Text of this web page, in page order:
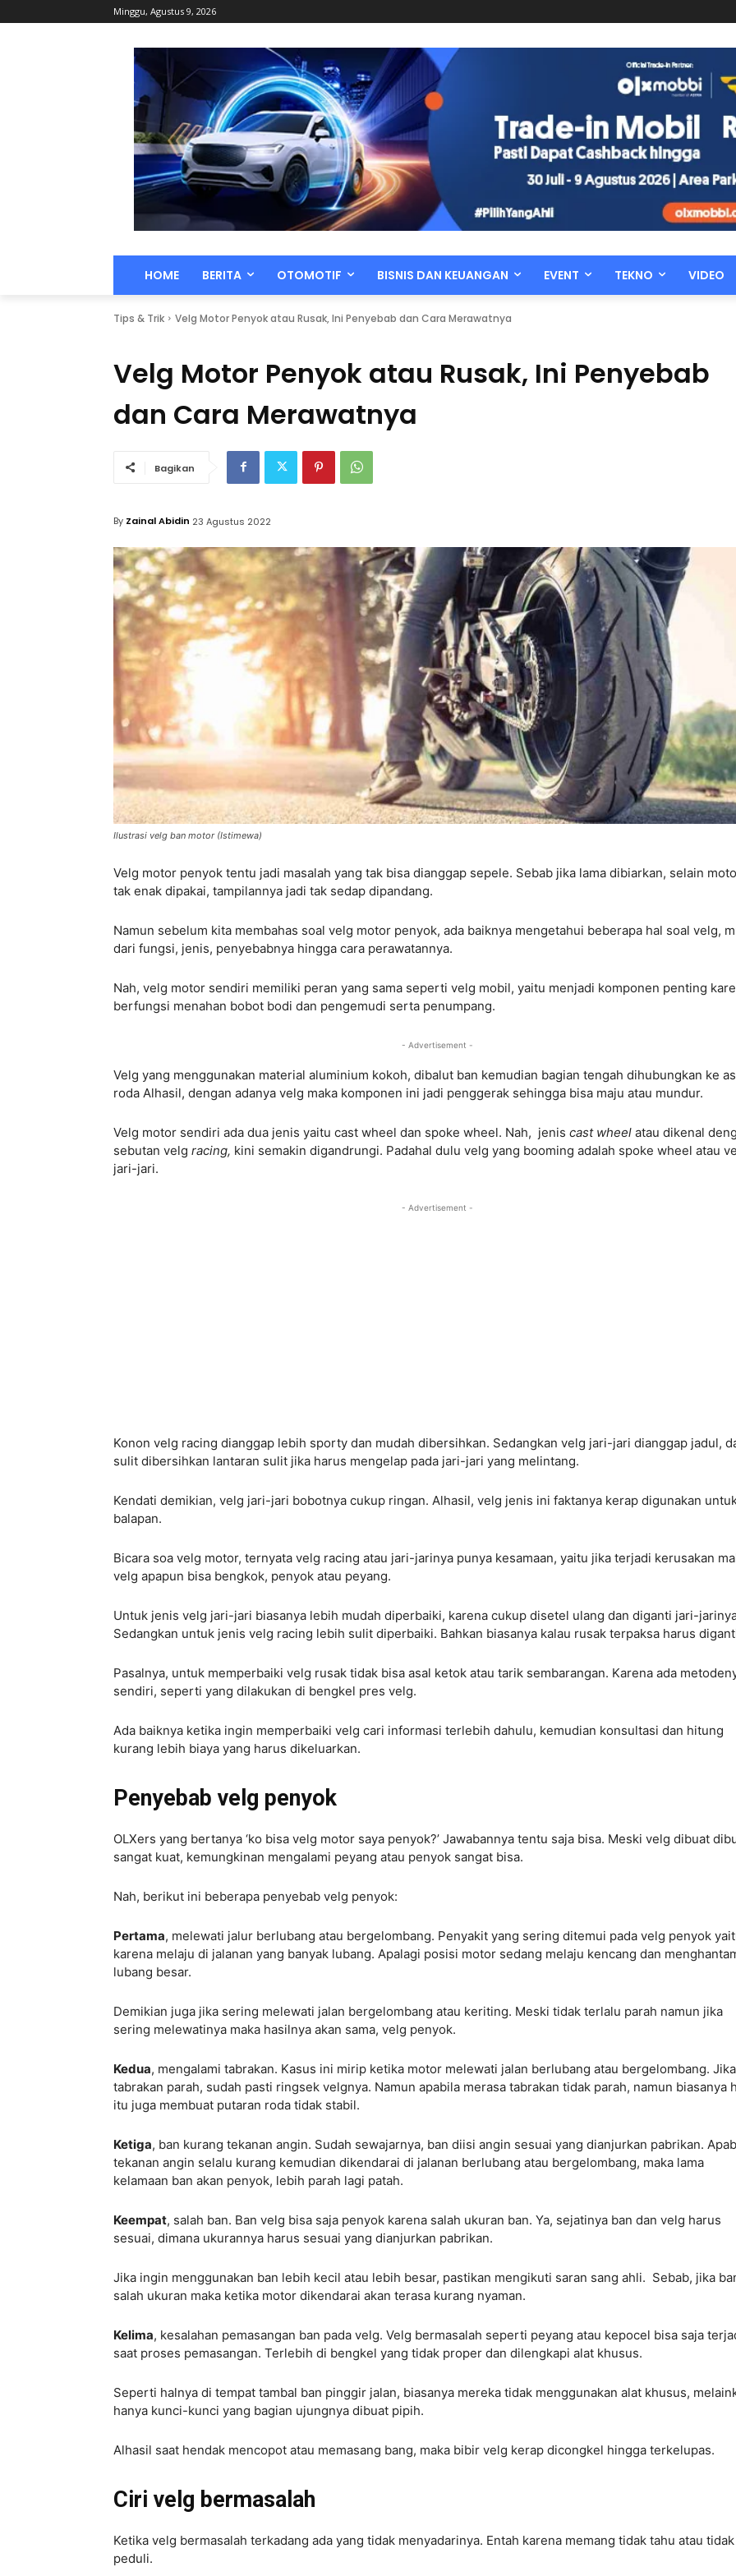
Minggu, Agustus 9, 2026
HOME BERITA OTOMOTIF BISNIS DAN KEUANGAN EVENT TEKNO VIDEO
Tips & Trik Velg Motor Penyok atau Rusak, Ini Penyebab dan Cara Merawatnya
Velg Motor Penyok atau Rusak, Ini Penyebab
dan Cara Merawatnya
Bagikan
By Zainal Abidin 23 Agustus 2022
Ilustrasi velg ban motor (Istimewa)
Velg motor penyok tentu jadi masalah yang tak bisa dianggap sepele. Sebab jika lama dibiarkan, selain
tak enak dipakai, tampilannya jadi tak sedap dipandang.
Namun sebelum kita membahas soal velg motor penyok, ada baiknya mengetahui beberapa hal soal velg,
dari fungsi, jenis, penyebabnya hingga cara perawatannya.
Nah, velg motor sendiri memiliki peran yang sama seperti velg mobil, yaitu menjadi komponen penting
berfungsi menahan bobot bodi dan pengemudi serta penumpang.
- Advertisement -
Velg yang menggunakan material aluminium kokoh, dibalut ban kemudian bagian tengah dihubungkan ke as
roda Alhasil, dengan adanya velg maka komponen ini jadi penggerak sehingga bisa maju atau mundur.
Velg motor sendiri ada dua jenis yaitu cast wheel dan spoke wheel. Nah, jenis cast wheel atau dikenal
sebutan velg racing, kini semakin digandrungi. Padahal dulu velg yang booming adalah spoke wheel atau
jari-jari.
- Advertisement -
Konon velg racing dianggap lebih sporty dan mudah dibersihkan. Sedangkan velg jari-jari dianggap jadul,
sulit dibersihkan lantaran sulit jika harus mengelap pada jari-jari yang melintang.
Kendati demikian, velg jari-jari bobotnya cukup ringan. Alhasil, velg jenis ini faktanya kerap digunakan
balapan.
Bicara soa velg motor, ternyata velg racing atau jari-jarinya punya kesamaan, yaitu jika terjadi kerusakan
velg apapun bisa bengkok, penyok atau peyang.
Untuk jenis velg jari-jari biasanya lebih mudah diperbaiki, karena cukup disetel ulang dan diganti jari-
Sedangkan untuk jenis velg racing lebih sulit diperbaiki. Bahkan biasanya kalau rusak terpaksa harus
Pasalnya, untuk memperbaiki velg rusak tidak bisa asal ketok atau tarik sembarangan. Karena ada
sendiri, seperti yang dilakukan di bengkel pres velg.
Ada baiknya ketika ingin memperbaiki velg cari informasi terlebih dahulu, kemudian konsultasi dan hitung
kurang lebih biaya yang harus dikeluarkan.
Penyebab velg penyok
OLXers yang bertanya ‘ko bisa velg motor saya penyok?’ Jawabannya tentu saja bisa. Meski velg dibuat
sangat kuat, kemungkinan mengalami peyang atau penyok sangat bisa.
Nah, berikut ini beberapa penyebab velg penyok:
Pertama, melewati jalur berlubang atau bergelombang. Penyakit yang sering ditemui pada velg penyok
karena melaju di jalanan yang banyak lubang. Apalagi posisi motor sedang melaju kencang dan
lubang besar.
Demikian juga jika sering melewati jalan bergelombang atau keriting. Meski tidak terlalu parah namun jika
sering melewatinya maka hasilnya akan sama, velg penyok.
Kedua, mengalami tabrakan. Kasus ini mirip ketika motor melewati jalan berlubang atau bergelombang. Jika
tabrakan parah, sudah pasti ringsek velgnya. Namun apabila merasa tabrakan tidak parah, namun biasanya
itu juga membuat putaran roda tidak stabil.
Ketiga, ban kurang tekanan angin. Sudah sewajarnya, ban diisi angin sesuai yang dianjurkan pabrikan.
tekanan angin selalu kurang kemudian dikendarai di jalanan berlubang atau bergelombang, maka lama
kelamaan ban akan penyok, lebih parah lagi patah.
Keempat, salah ban. Ban velg bisa saja penyok karena salah ukuran ban. Ya, sejatinya ban dan velg harus
sesuai, dimana ukurannya harus sesuai yang dianjurkan pabrikan.
Jika ingin menggunakan ban lebih kecil atau lebih besar, pastikan mengikuti saran sang ahli. Sebab, jika
salah ukuran maka ketika motor dikendarai akan terasa kurang nyaman.
Kelima, kesalahan pemasangan ban pada velg. Velg bermasalah seperti peyang atau kepocel bisa saja
saat proses pemasangan. Terlebih di bengkel yang tidak proper dan dilengkapi alat khusus.
Seperti halnya di tempat tambal ban pinggir jalan, biasanya mereka tidak menggunakan alat khusus,
hanya kunci-kunci yang bagian ujungnya dibuat pipih.
Alhasil saat hendak mencopot atau memasang bang, maka bibir velg kerap dicongkel hingga terkelupas.
Ciri velg bermasalah
Ketika velg bermasalah terkadang ada yang tidak menyadarinya. Entah karena memang tidak tahu atau tidak
peduli.